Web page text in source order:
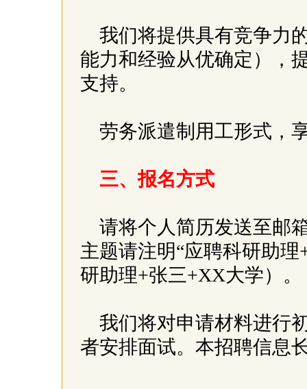
我们将提供具有竞争力
能力和经验从优确定），
支持。
劳务派遣制用工形式，
三、报名方式
请将个人简历发送至邮
主题请注明“应聘科研助
研助理+张三+XX大学）
我们将对申请材料进行
者安排面试。本招聘信息